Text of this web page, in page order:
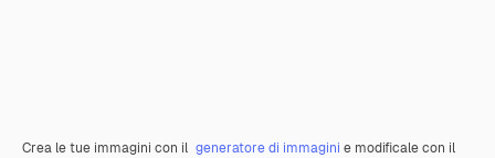
Crea le tue immagini con il generatore di immagini e modificale con il